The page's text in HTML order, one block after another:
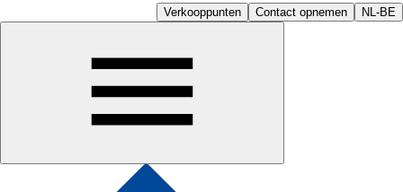
Verkooppunten Contact opnemen NL-BE